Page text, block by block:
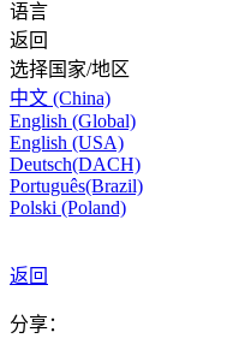
语言
返回
选择国家/地区
中文 (China)
English (Global)
English (USA)
Deutsch(DACH)
Português(Brazil)
Polski (Poland)
返回
分享：